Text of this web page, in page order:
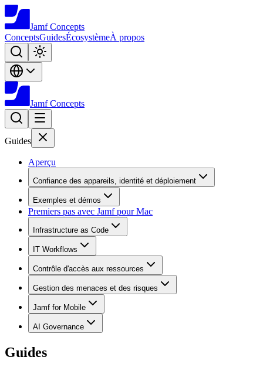
Jamf Concepts
ConceptsGuidesÉcosystèmeÀ propos
Jamf Concepts
Guides
Aperçu
Confiance des appareils, identité et déploiement
Exemples et démos
Premiers pas avec Jamf pour Mac
Infrastructure as Code
IT Workflows
Contrôle d'accès aux ressources
Gestion des menaces et des risques
Jamf for Mobile
AI Governance
Guides